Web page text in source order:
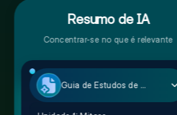
Resumo de IA
Concentrar-se no que é relevante
Guia de Estudos de Biologia